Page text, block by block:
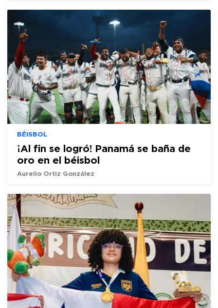
BÉISBOL
¡Al fin se logró! Panamá se baña de
oro en el béisbol
Aurelio Ortiz González